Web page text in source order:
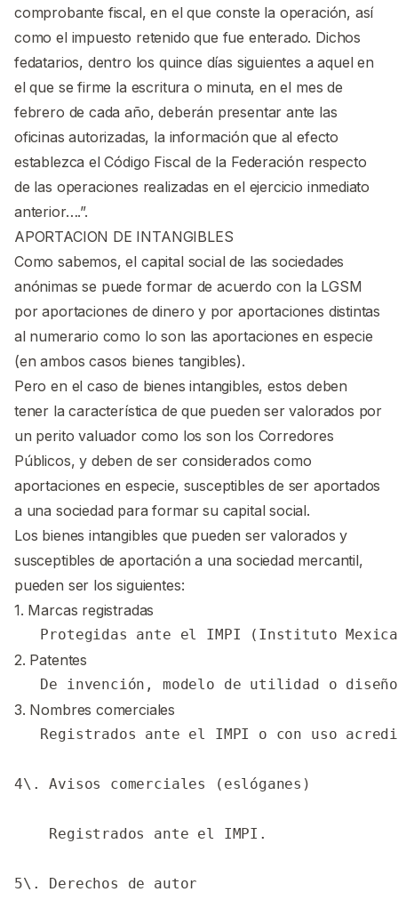
comprobante fiscal, en el que conste la operación, así
como el impuesto retenido que fue enterado. Dichos
fedatarios, dentro los quince días siguientes a aquel en
el que se firme la escritura o minuta, en el mes de
febrero de cada año, deberán presentar ante las
oficinas autorizadas, la información que al efecto
establezca el Código Fiscal de la Federación respecto
de las operaciones realizadas en el ejercicio inmediato
anterior….”.
APORTACION DE INTANGIBLES
Como sabemos, el capital social de las sociedades
anónimas se puede formar de acuerdo con la LGSM
por aportaciones de dinero y por aportaciones distintas
al numerario como lo son las aportaciones en especie
(en ambos casos bienes tangibles).
Pero en el caso de bienes intangibles, estos deben
tener la característica de que pueden ser valorados por
un perito valuador como los son los Corredores
Públicos, y deben de ser considerados como
aportaciones en especie, susceptibles de ser aportados
a una sociedad para formar su capital social.
Los bienes intangibles que pueden ser valorados y
susceptibles de aportación a una sociedad mercantil,
pueden ser los siguientes:
1. Marcas registradas
2. Patentes
3. Nombres comerciales
Registrados ante el IMPI o con uso
4\. Avisos comerciales (eslóganes)
    Registrados ante el IMPI.
5\. Derechos de autor